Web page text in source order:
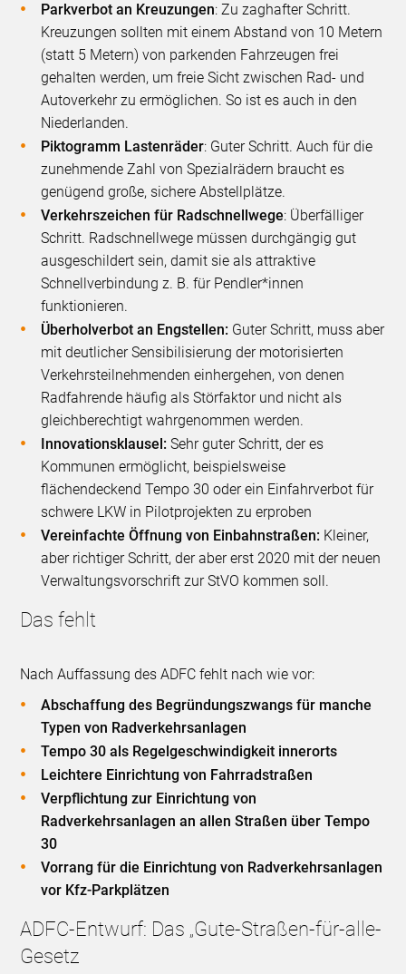
Parkverbot an Kreuzungen: Zu zaghafter Schritt.
Kreuzungen sollten mit einem Abstand von 10 Metern
(statt 5 Metern) von parkenden Fahrzeugen frei
gehalten werden, um freie Sicht zwischen Rad- und
Autoverkehr zu ermöglichen. So ist es auch in den
Niederlanden.
Piktogramm Lastenräder: Guter Schritt. Auch für die
zunehmende Zahl von Spezialrädern braucht es
genügend große, sichere Abstellplätze.
Verkehrszeichen für Radschnellwege: Überfälliger
Schritt. Radschnellwege müssen durchgängig gut
ausgeschildert sein, damit sie als attraktive
Schnellverbindung z. B. für Pendler*innen
funktionieren.
Überholverbot an Engstellen: Guter Schritt, muss aber
mit deutlicher Sensibilisierung der motorisierten
Verkehrsteilnehmenden einhergehen, von denen
Radfahrende häufig als Störfaktor und nicht als
gleichberechtigt wahrgenommen werden.
Innovationsklausel: Sehr guter Schritt, der es
Kommunen ermöglicht, beispielsweise
flächendeckend Tempo 30 oder ein Einfahrverbot für
schwere LKW in Pilotprojekten zu erproben
Vereinfachte Öffnung von Einbahnstraßen: Kleiner,
aber richtiger Schritt, der aber erst 2020 mit der neuen
Verwaltungsvorschrift zur StVO kommen soll.
Das fehlt
Nach Auffassung des ADFC fehlt nach wie vor:
Abschaffung des Begründungszwangs für manche
Typen von Radverkehrsanlagen
Tempo 30 als Regelgeschwindigkeit innerorts
Leichtere Einrichtung von Fahrradstraßen
Verpflichtung zur Einrichtung von
Radverkehrsanlagen an allen Straßen über Tempo
30
Vorrang für die Einrichtung von Radverkehrsanlagen
vor Kfz-Parkplätzen
ADFC-Entwurf: Das „Gute-Straßen-für-alle-
Gesetz